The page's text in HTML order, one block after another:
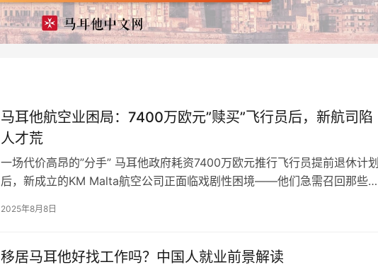
马耳他航空业困局：7400万欧元”赎买”飞行员后，新航司陷
人才荒
一场代价高昂的”分手” 马耳他政府耗资7400万欧元推行飞行员提前退休计划
后，新成立的KM Malta航空公司正面临戏剧性困境——他们急需召回那些被
2025年8月8日
移居马耳他好找工作吗？中国人就业前景解读